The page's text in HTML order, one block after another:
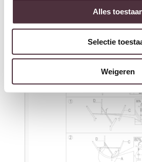
Alles
Selectie
Weigeren